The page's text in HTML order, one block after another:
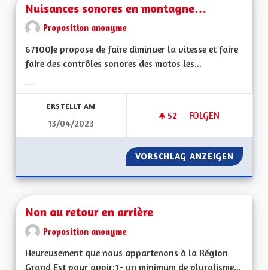
Nuisances sonores en montagne…
Proposition anonyme
67100Je propose de faire diminuer la vitesse et faire
faire des contrôles sonores des motos les...
ERSTELLT AM
13/04/2023
52 52 FOLLOWER
FOLGEN
NUISANCES
VORSCHLAG ANZEIGEN
Non au retour en arrière
Proposition anonyme
Heureusement que nous appartenons à la Région
Grand Est pour avoir:1- un minimum de pluralisme...